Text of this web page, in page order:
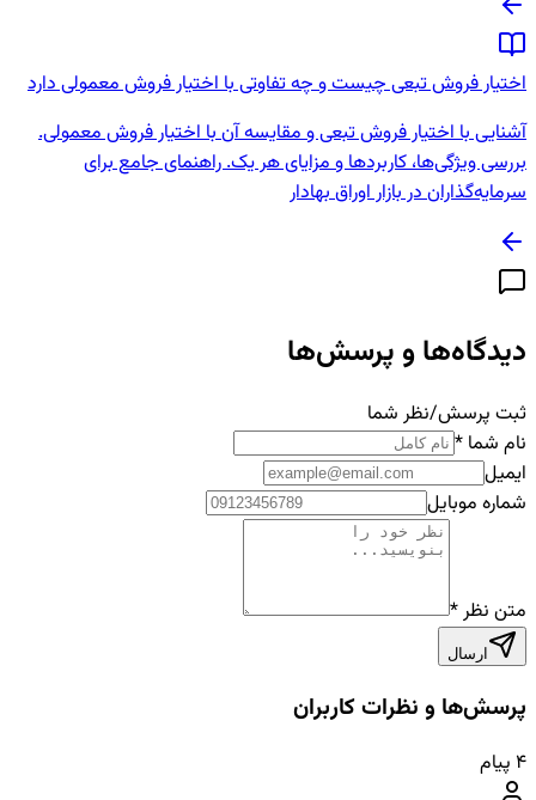
اختیار فروش تبعی چیست و چه تفاوتی با اختیار فروش معمولی دارد
آشنایی با اختیار فروش تبعی و مقایسه آن با اختیار فروش معمولی.
بررسی ویژگی‌ها، کاربردها و مزایای هر یک. راهنمای جامع برای
سرمایه‌گذاران در بازار اوراق بهادار
دیدگاه‌ها و پرسش‌ها
ثبت پرسش/نظر شما
نام شما *
ایمیل
شماره موبایل
متن نظر*
ارسال
پرسش‌ها و نظرات کاربران
۴ پیام